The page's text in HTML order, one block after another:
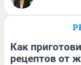
Как
рецептов от